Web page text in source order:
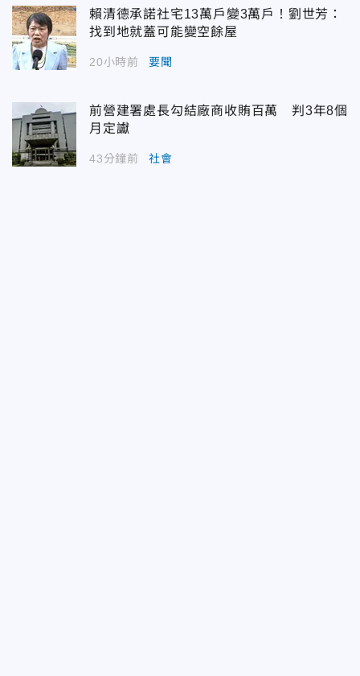
賴清德承諾社宅13萬戶變3萬戶！劉世芳：
找到地就蓋可能變空餘屋
20小時前 要聞
前營建署處長勾結廠商收賄百萬 判3年8個
月定讞
43分鐘前 社會